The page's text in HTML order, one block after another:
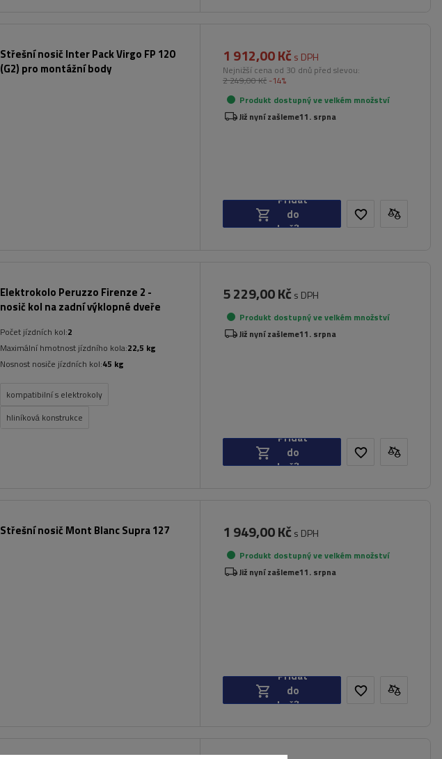
Střešní nosič Inter Pack Virgo FP 120
(G2) pro montážní body
1 912,00 Kč s DPH
Nejnižší cena od 30 dnů před slevou:
2 249,00 Kč -14%
Produkt dostupný ve velkém množství
Již nyní zašleme11. srpna
Přidat
do
košíku
Elektrokolo Peruzzo Firenze 2 -
nosič kol na zadní výklopné dveře
Počet jízdních kol:2
Maximální hmotnost jízdního kola:22,5 kg
Nosnost nosiče jízdních kol:45 kg
kompatibilní s elektrokoly
hliníková konstrukce
5 229,00 Kč s DPH
Produkt dostupný ve velkém množství
Již nyní zašleme11. srpna
Přidat
do
košíku
Střešní nosič Mont Blanc Supra 127 1 949,00 Kč s DPH
Produkt dostupný ve velkém množství
Již nyní zašleme11. srpna
Přidat
do
košíku